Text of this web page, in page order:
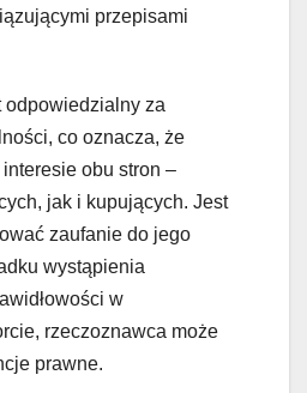
przepisami
odpowiedzialny za
co oznacza, że
obu stron –
jak i kupujących. Jest
zaufanie do jego
wystąpienia
w
rzeczoznawca może
prawne.